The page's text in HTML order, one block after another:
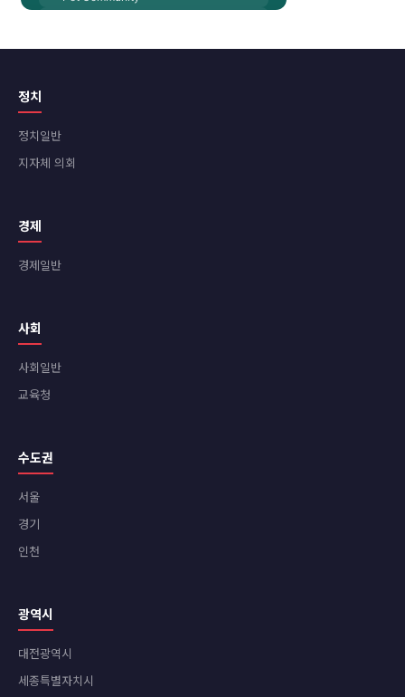
정치
정치일반
지자체 의회
경제
경제일반
사회
사회일반
교육청
수도권
서울
경기
인천
광역시
대전광역시
세종특별자치시